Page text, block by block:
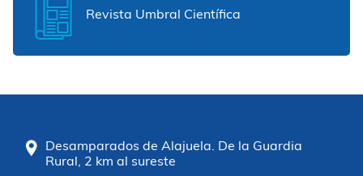
Revista Umbral Científica
Desamparados de Alajuela. De la Guardia
Rural, 2 km al sureste